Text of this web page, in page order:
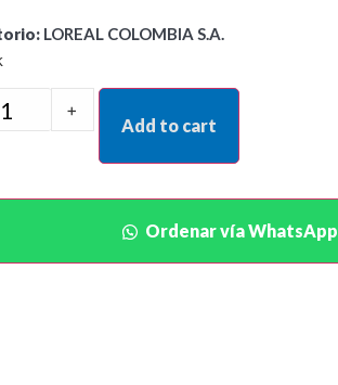
LOREAL COLOMBIA S.A.
+
Add to cart
Ordenar vía WhatsApp